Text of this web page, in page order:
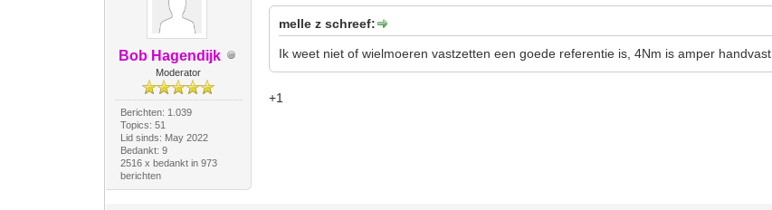
Bob Hagendijk
Moderator
Berichten: 1.039
Topics: 51
Lid sinds: May 2022
Bedankt: 9
2516 x bedankt in 973
berichten
melle z schreef:
Ik weet niet of wielmoeren vastzetten een goede referentie is, 4Nm is amper handvast.
+1